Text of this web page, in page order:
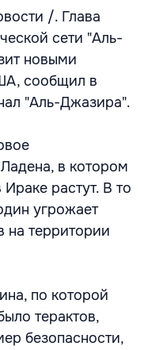
/. Глава
сети "Аль-
новыми
сообщил в
"Аль-Джазира".
в котором
растут. В то
угрожает
на территории
по которой
терактов,
безопасности,